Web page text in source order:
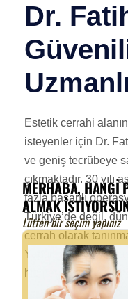
Dr.
Estetik cerrahi
isteyenler için Dr.
ve geniş tecrübeye
çıkmaktadır. 30 yılı
fazla başarılı
Türkiye’de değil,
cerrah olarak
Yaptır” sloganıyla
hizmet sunmayı